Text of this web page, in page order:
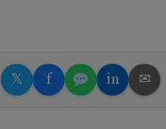
𝕏 f in ✉